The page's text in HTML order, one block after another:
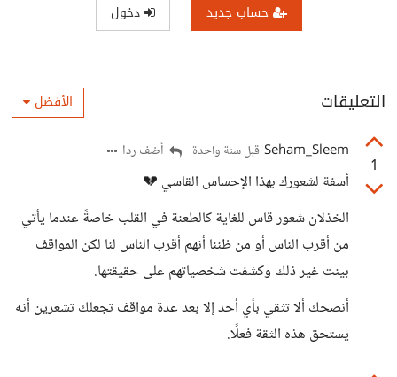
حساب جديد دخول
التعليقات الأفضل
1
Seham_Sleem قبل سنة واحدة أضف ردا
أسفة لشعورك بهذا الإحساس القاسي 💔
الخذلان شعور قاس للغاية كالطعنة في القلب خاصةً عندما يأتي
من أقرب الناس أو من ظننا أنهم أقرب الناس لنا لكن المواقف
بينت غير ذلك وكشفت شخصياتهم على حقيقتها.
أنصحك ألا تثقي بأي أحد إلا بعد عدة مواقف تجعلك تشعرين أنه
يستحق هذه الثقة فعلًا.